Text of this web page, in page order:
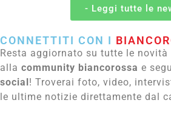
- Leggi tutte le
CONNETTITI CON I
Resta aggiornato su tutte le novità
alla community biancorossa e
social ! Troverai foto, video,
le ultime notizie direttamente dal